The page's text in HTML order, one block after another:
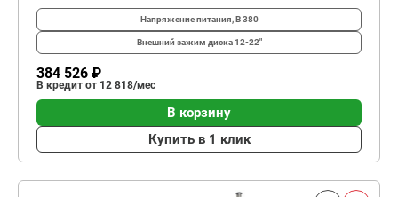
Напряжение питания, В380
Внешний зажим диска12-22"
384 526 ₽
В кредит от 12 818/мес
В корзину
Купить в 1 клик